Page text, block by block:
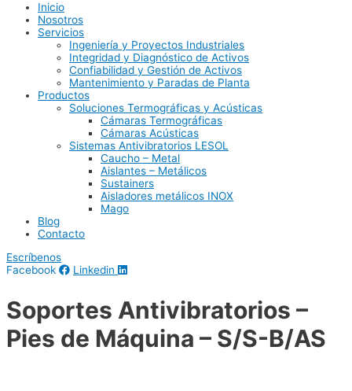
Inicio
Nosotros
Servicios
Ingeniería y Proyectos Industriales
Integridad y Diagnóstico de Activos
Confiabilidad y Gestión de Activos
Mantenimiento y Paradas de Planta
Productos
Soluciones Termográficas y Acústicas
Cámaras Termográficas
Cámaras Acústicas
Sistemas Antivibratorios LESOL
Caucho – Metal
Aislantes – Metálicos
Sustainers
Aisladores metálicos INOX
Mago
Blog
Contacto
Escríbenos
Facebook
Linkedin
Soportes Antivibratorios –
Pies de Máquina – S/S-B/AS